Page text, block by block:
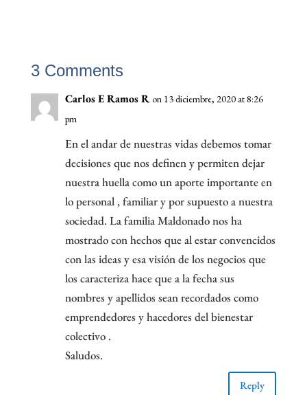
3 Comments
Carlos E Ramos R on 13 diciembre, 2020 at 8:26
pm
En el andar de nuestras vidas debemos tomar
decisiones que nos definen y permiten dejar
nuestra huella como un aporte importante en
lo personal , familiar y por supuesto a nuestra
sociedad. La familia Maldonado nos ha
mostrado con hechos que al estar convencidos
con las ideas y esa visión de los negocios que
los caracteriza hace que a la fecha sus
nombres y apellidos sean recordados como
emprendedores y hacedores del bienestar
colectivo .
Saludos.
Reply